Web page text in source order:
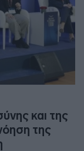
και της
της